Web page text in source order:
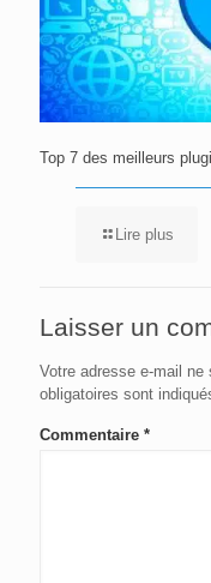
Top 7 des meilleurs
Lire plus
Laisser un
Votre adresse e-mail ne
obligatoires sont
Commentaire *